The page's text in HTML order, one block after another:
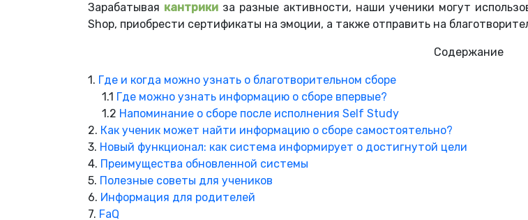
Зарабатывая кантрики за разные активности, наши ученики могут
Shop, приобрести сертификаты на эмоции, а также отправить на
Содержание
1. Где и когда можно узнать о благотворительном сборе
1.1 Где можно узнать информацию о сборе впервые?
1.2 Напоминание о сборе после исполнения Self Study
2. Как ученик может найти информацию о сборе самостоятельно?
3. Новый функционал: как система информирует о достигнутой цели
4. Преимущества обновленной системы
5. Полезные советы для учеников
6. Информация для родителей
7. FaQ